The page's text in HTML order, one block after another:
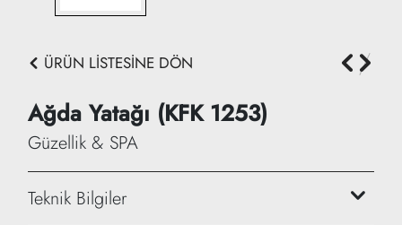
ÜRÜN LİSTESİNE DÖN
Ağda Yatağı (KFK 1253)
Güzellik & SPA
Teknik Bilgiler